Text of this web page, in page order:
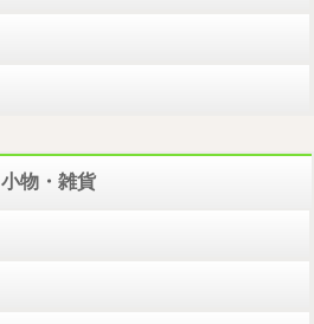
小物・雑貨